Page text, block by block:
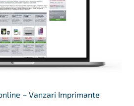
– Vanzari Imprimante